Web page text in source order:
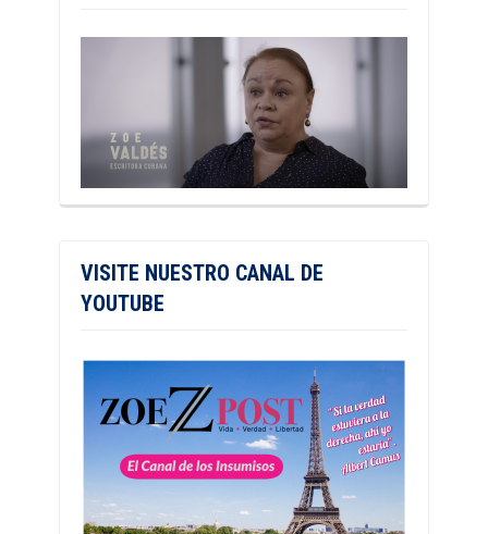
VISITE NUESTRO CANAL DE
YOUTUBE